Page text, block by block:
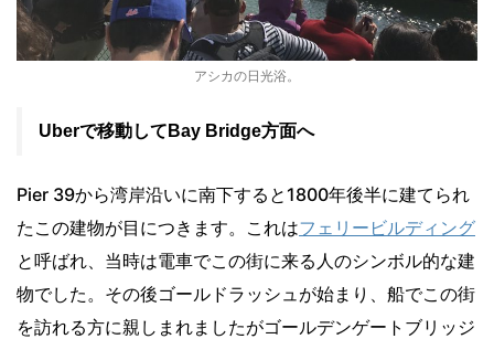
アシカの日光浴。
Uberで移動してBay Bridge方面へ
Pier 39から湾岸沿いに南下すると1800年後半に建てられ
たこの建物が目につきます。これはフェリービルディング
と呼ばれ、当時は電車でこの街に来る人のシンボル的な建
物でした。その後ゴールドラッシュが始まり、船でこの街
を訪れる方に親しまれましたがゴールデンゲートブリッジ